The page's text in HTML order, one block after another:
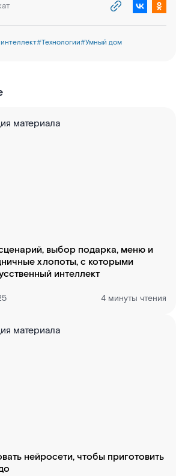
#Технологии#Умный дом
выбор подарка, меню и
хлопоты, с которыми
интеллект
4 минуты чтения
нейросети, чтобы приготовить